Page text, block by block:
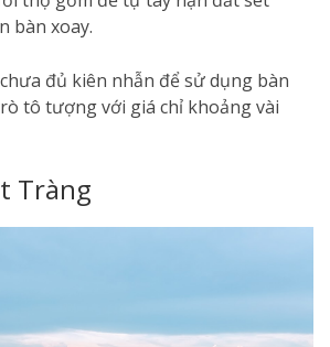
bàn xoay.
đủ kiên nhẫn để sử dụng bàn
tô tượng với giá chỉ khoảng vài
Tràng